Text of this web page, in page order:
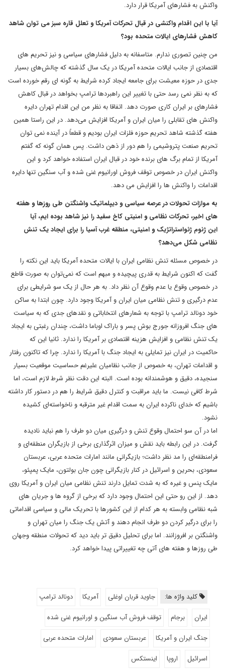
واکنش به فشارهای آمریکا قرار دارد.
آیا با این اقدام واکنشی در قبال تحرکات آمریکا و تعلل قاره سبز می توان شاهد
کاهش فشارهای ایالات متحده بود؟
من چنین تصوری ندارم. متاسفانه به دلیل فشارهای سیاسی و نیز تحریم های
اقتصادی از جانب ایالات متحده آمریکا در یک سال گذشته که چالش‌های بسیار
جدی در حوزه معیشت برای جامعه ایجاد کرده شرایط به گونه ای رقم خورده است
که به نظر نمی رسد حتی با تغییر این راهبردها ترامپ بخواهد در قبال کاهش
فشارهای بر ایران کاری صورت دهد. اتفاقا به نظر من این اقدام تهران دایره
واکنش های تقابلی را میان ایران و آمریکا افزایش می‌دهد. در این راستا همین
هفته گذشته شاهد تحریم حوزه فلزات ایران بودیم و قطعاً در آینده نمی توان
تحریم صنعت پتروشیمی را هم دور از ذهن داشت. پس همان گونه که گفتم
آمریکا از تمام برگ های برنده خود در قبال ایران استفاده خواهد کرد و این
واکنش ایران در خصوص توقف فروش اورانیوم غنی شده و آب سنگین تنها دایره
اقدامات را واکنش ها را افزایش می دهد.
به موازات تحولات در عرصه سیاسی و دیپلماتیک واشنگتن طی روزها و هفته
های اخیر، تحرکات نظامی و امنیتی کاخ سفید را نیز شاهد بوده ایم، آیا
این ژنوم ژئواستراتژیک و امنیتی، منطقه غرب آسیا را برای ایجاد یک تنش
نظامی شکل می‌دهد؟
در خصوص مسئله تنش نظامی ایران با ایالات متحده آمریکا باید این نکته را
گفت که اکنون شرایط به قدری پیچیده و مبهم است که نمی‌توان به صورت قاطع
در خصوص وقوع یا عدم وقوع آن نظر داد. به هر حال از یک سو شرایطی برای
عدم درگیری و تنش نظامی میان ایران و آمریکا وجود دارد. چون ابتدا به ساکن
خود دونالد ترامپ با توجه به شعارهای انتخاباتی و نقدهای جدی که به سیاست
های جنگ افروزانه جورج بوش پسر و باراک اوباما داشت، چندان رغبتی به ایجاد
یک تنش نظامی و افزایش هزینه اقتصادی بر آمریکا را ندارد. ثانیا این که
حاکمیت در ایران نیز تمایلی به ایجاد جنگ با آمریکا را ندارد. چرا که تاکنون رفتار
و اقدامات تهران، به خصوص از جانب نظامیان علیرغم حساسیت موقعیت بسیار
سنجیده، دقیق و هوشمندانه بوده است. البته این دقت نظر شرط لازم است، اما
شرط کافی نیست. ما باید مراقبت و کنترل دقیق شرایط را هم در دستور کار داشته
باشیم که خدای ناکرده ایران به سمت اقدام غیر مترقبه و ناخواسته‌ای کشیده
نشود.
اما در آن سو احتمال وقوع تنش و درگیری میان دو طرف را هم نباید نادیده
گرفت. در این رابطه باید نقش و میزان اثرگذاری برخی از بازیگران منطقه‌ای و
فرامنطقه‌ای را مد نظر داشت؛ بازیگرانی مانند امارات متحده عربی، عربستان
سعودی، بحرین و اسرائیل در کنار بازیگرانی چون جان بولتون، مایک پمپئو،
مایک پنس و غیره که به شدت تمایل دارند تنش نظامی میان ایران و آمریکا روی
دهد. از این رو حتی این احتمال وجود دارد که برخی از گروه ها و جریان های
شبه نظامی وابسته به هر کدام از این کشورها با تحریک مالی و سیاسی اقداماتی
را برای درگیر کردن دو طرف انجام دهند و آتش یک جنگ را میان تهران و
واشنگتن بر افروزانند. اما برای تحلیل دقیق تر باید دید که تحولات منطقه وجهان
طی روزها و هفته های آتی چه تغییراتی پیدا خواهد کرد.
کلید واژه ها: جاوید قربان اوغلی آمریکا
دونالد ترامپ
ایران
برجام
توقف فروش آب سنگین و اورانیوم غنی شده
جنگ ایران و آمریکا
عربستان سعودی
امارات متحده عربی
اسرائیل
اروپا اینستکس